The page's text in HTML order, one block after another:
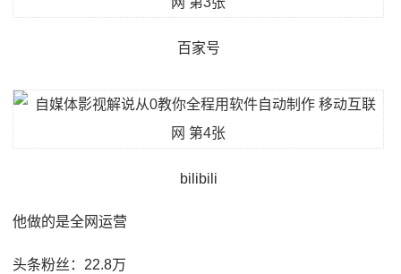
百家号
bilibili
他做的是全网运营
头条粉丝：22.8万